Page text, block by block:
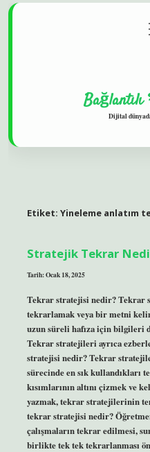
Dijital
Etiket: Yineleme anlatım
Stratejik Tekrar
Tarih: Ocak 18, 2025
Tekrar stratejisi nedir? Tekrar
tekrarlamak veya bir metni
uzun süreli hafıza için bilgileri
Tekrar stratejileri ayrıca
stratejisi nedir? Tekrar
sürecinde en sık kullandıkları
kısımlarının altını çizmek ve
yazmak, tekrar stratejilerinin
tekrar stratejisi nedir?
çalışmaların tekrar edilmesi,
birlikte tek tek tekrarlanması